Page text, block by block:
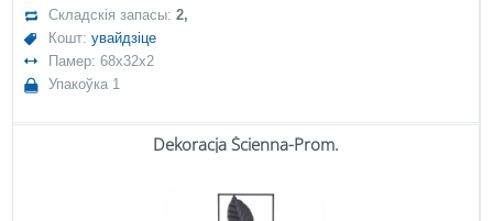
Складскія запасы:2,
Кошт:увайдзіце
Памер: 68x32x2
Упакоўка 1
Dekoracja Ścienna-Prom.